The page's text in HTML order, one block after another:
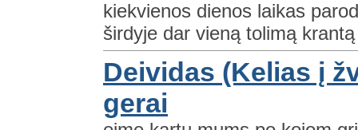
kiekvienos dienos laikas
širdyje dar vieną tolimą
Deividas (Kelias į
gerai